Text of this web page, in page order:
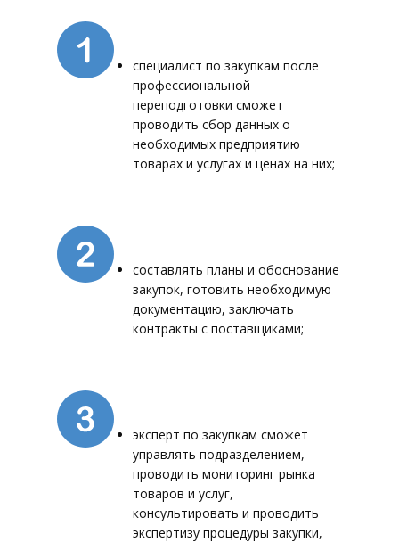
специалист по закупкам после
профессиональной
переподготовки сможет
проводить сбор данных о
необходимых предприятию
товарах и услугах и ценах на них;
составлять планы и обоснование
закупок, готовить необходимую
документацию, заключать
контракты с поставщиками;
эксперт по закупкам сможет
управлять подразделением,
проводить мониторинг рынка
товаров и услуг,
консультировать и проводить
экспертизу процедуры закупки,